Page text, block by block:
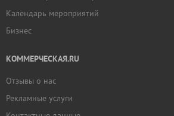
Календарь мероприятий
Бизнес
КОММЕРЧЕСКАЯ.RU
Отзывы о нас
Рекламные услуги